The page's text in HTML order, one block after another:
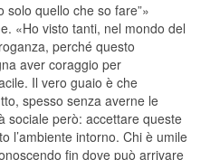
solo quello che so fare”»
«Ho visto tanti, nel mondo del
perché questo
aver coraggio per
Il vero guaio è che
spesso senza averne le
sociale però: accettare queste
l’ambiente intorno. Chi è umile
fin dove può arrivare